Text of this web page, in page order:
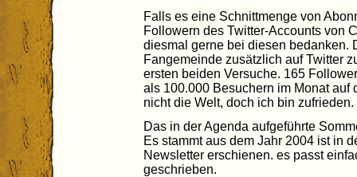
Falls es eine Schnittmenge von
Followern des Twitter-Accounts von
diesmal gerne bei diesen bedanken.
Fangemeinde zusätzlich auf Twitter
ersten beiden Versuche. 165
als 100.000 Besuchern im Monat
nicht die Welt, doch ich bin zufrieden.
Das in der Agenda aufgeführte
Es stammt aus dem Jahr 2004 ist in
Newsletter erschienen. es passt
geschrieben.